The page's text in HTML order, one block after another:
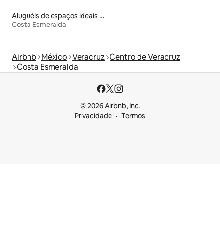
Aluguéis de espaços ideais para famílias
Costa Esmeralda
Airbnb México Veracruz Centro de Veracruz
Costa Esmeralda
© 2026 Airbnb, Inc.
Privacidade
Termos